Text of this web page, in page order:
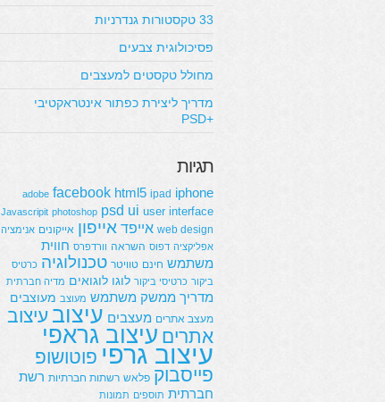
33 טקסטורות גנדרניות
פסיכולוגית צבעים
מחולל טקסטים למעצבים
מדריך ליצירת כפתור אינטראקטיבי
+PSD
תגיות
adobe facebook html5 ipad iphone
Javascripit photoshop psd ui user interface
web design אייפד אייפון אייקונים אנימציה
אפליקציה דפוס השראה וורדפרס חווית
משתמש חינם טוויטר טכנולוגיה כרטיס
ביקור כרטיסי ביקור לוגו לוגואים מדיה חברתית
מדריך ממשק משתמש מעוצב מעוצבים
מעצב אתרים מעצבים עיצוב עיצוב
אתרים עיצוב גראפי
עיצוב גרפי פוטושופ
פייסבוק פלאש רשתות חברתיות רשת
חברתית תוספים תמונות